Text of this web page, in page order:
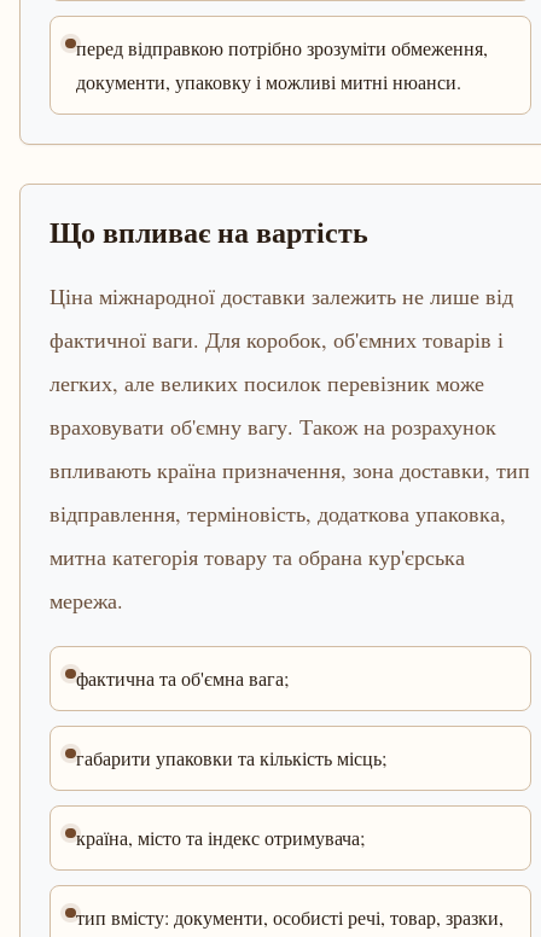
перед відправкою потрібно зрозуміти обмеження,
документи, упаковку і можливі митні нюанси.
Що впливає на вартість
Ціна міжнародної доставки залежить не лише від
фактичної ваги. Для коробок, об'ємних товарів і
легких, але великих посилок перевізник може
враховувати об'ємну вагу. Також на розрахунок
впливають країна призначення, зона доставки, тип
відправлення, терміновість, додаткова упаковка,
митна категорія товару та обрана кур'єрська
мережа.
фактична та об'ємна вага;
габарити упаковки та кількість місць;
країна, місто та індекс отримувача;
тип вмісту: документи, особисті речі, товар, зразки,